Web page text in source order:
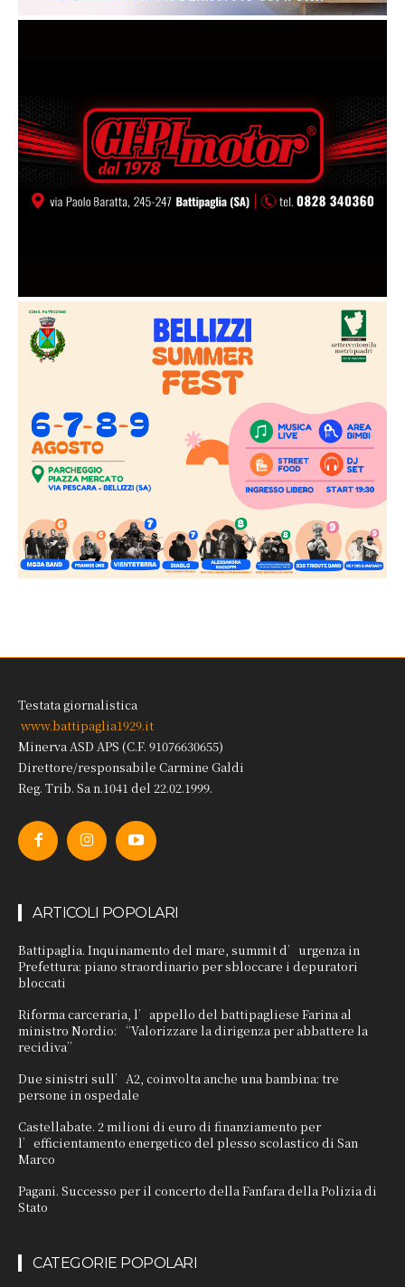
Testata giornalistica
www.battipaglia1929.it
Minerva ASD APS (C.F. 91076630655)
Direttore/responsabile Carmine Galdi
Reg. Trib. Sa n.1041 del 22.02.1999.
ARTICOLI POPOLARI
Battipaglia. Inquinamento del mare, summit d’urgenza in
Prefettura: piano straordinario per sbloccare i depuratori
bloccati
Riforma carceraria, l’appello del battipagliese Farina al
ministro Nordio: “Valorizzare la dirigenza per abbattere la
recidiva”
Due sinistri sull’A2, coinvolta anche una bambina: tre
persone in ospedale
Castellabate. 2 milioni di euro di finanziamento per
l’efficientamento energetico del plesso scolastico di San
Marco
Pagani. Successo per il concerto della Fanfara della Polizia di
Stato
CATEGORIE POPOLARI